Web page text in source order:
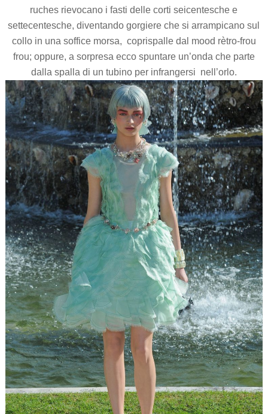
ruches rievocano i fasti delle corti seicentesche e
settecentesche, diventando gorgiere che si arrampicano sul
collo in una soffice morsa, coprispalle dal mood rètro-frou
frou; oppure, a sorpresa ecco spuntare un’onda che parte
dalla spalla di un tubino per infrangersi nell’orlo.